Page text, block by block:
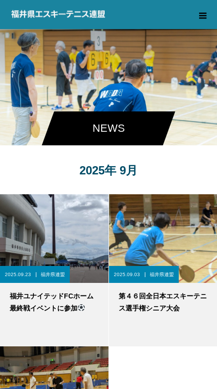
NEWS
2025年 9月
2025.09.23 福井県連盟
福井ユナイテッドFCホーム
最終戦イベントに参加
2025.09.03 福井県連盟
第４６回全日本エスキーテニ
ス選手権シニア大会